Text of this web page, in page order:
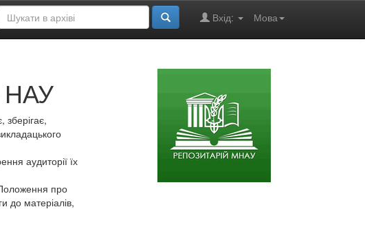
Мова
Вхід:
НАУ
зберігає,
аудиторії їх
про
до матеріалів,